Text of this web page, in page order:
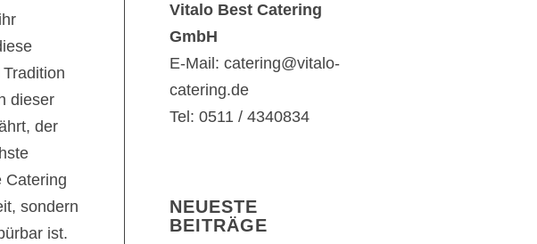
dieser
der
Catering
sondern
ist.
Vitalo Best Catering
GmbH
E-Mail: catering@vitalo-
catering.de
Tel: 0511 / 4340834
NEUESTE
BEITRÄGE